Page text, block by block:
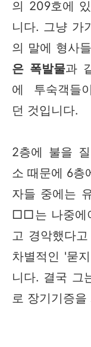
의 209호에
니다. 그냥 가
의 말에 형사
은 폭발물과
에 투숙객들
던 것입니다.
2층에 불을
소 때문에 6층
자들 중에는
□□는 나중에
고 경악했다
차별적인 '묻
니다. 결국 그
로 장기기증을